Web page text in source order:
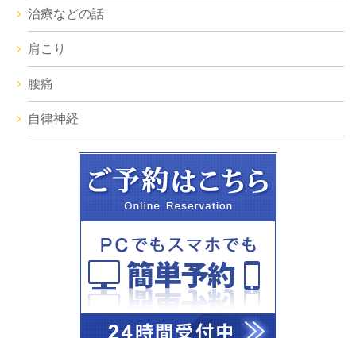
治療などの話
肩こり
腰痛
自律神経